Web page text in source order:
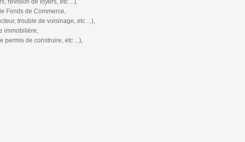
révision de loyers, etc ...),
Fonds de Commerce,
trouble de voisinage, etc ...),
immobilière,
permis de construire, etc ...),